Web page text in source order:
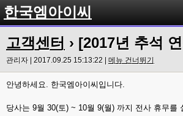
한국엠아이씨
고객센터 › [2017년 추석
관리자 | 2017.09.25 15:13:22 | 메뉴 건너뛰기
안녕하세요. 한국엠아이씨입니다.
당사는 9월 30(토) ~ 10월 9(월) 까지 전사 휴무를